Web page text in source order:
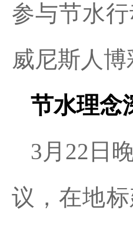
参与节水
威尼斯人
节水理念
3月22日
议，在地